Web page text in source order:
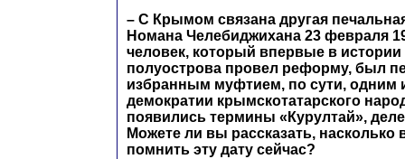
– С Крымом связана другая
Номана Челебиджихана 23 февраля
человек, который впервые в
полуострова провел реформу, был
избранным муфтием, по сути, одним
демократии крымскотатарского
появились термины «Курултай»,
Можете ли вы рассказать,
помнить эту дату сейчас?